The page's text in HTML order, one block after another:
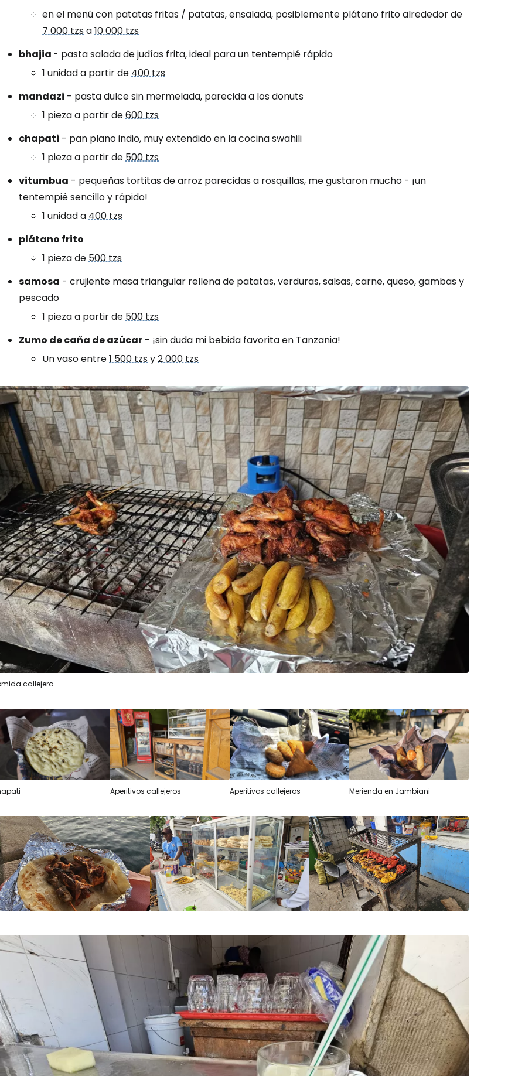
en el menú con patatas fritas / patatas, ensalada, posiblemente plátano frito alrededor de
7 000 tzsa10 000 tzs
bhajia - pasta salada de judías frita, ideal para un tentempié rápido
1 unidad a partir de400 tzs
mandazi - pasta dulce sin mermelada, parecida a los donuts
1 pieza a partir de600 tzs
chapati - pan plano indio, muy extendido en la cocina swahili
1 pieza a partir de500 tzs
vitumbua - pequeñas tortitas de arroz parecidas a rosquillas, me gustaron mucho - ¡un
tentempié sencillo y rápido!
1 unidad a400 tzs
plátano frito
1 pieza de500 tzs
samosa - crujiente masa triangular rellena de patatas, verduras, salsas, carne, queso, gambas y
pescado
1 pieza a partir de500 tzs
Zumo de caña de azúcar - ¡sin duda mi bebida favorita en Tanzania!
Un vaso entre1 500 tzsy2 000 tzs
callejera
Aperitivos callejeros Aperitivos callejeros Merienda en Jambiani
Iniciar sesión en Cestee
... la comunidad mundial de viajeros